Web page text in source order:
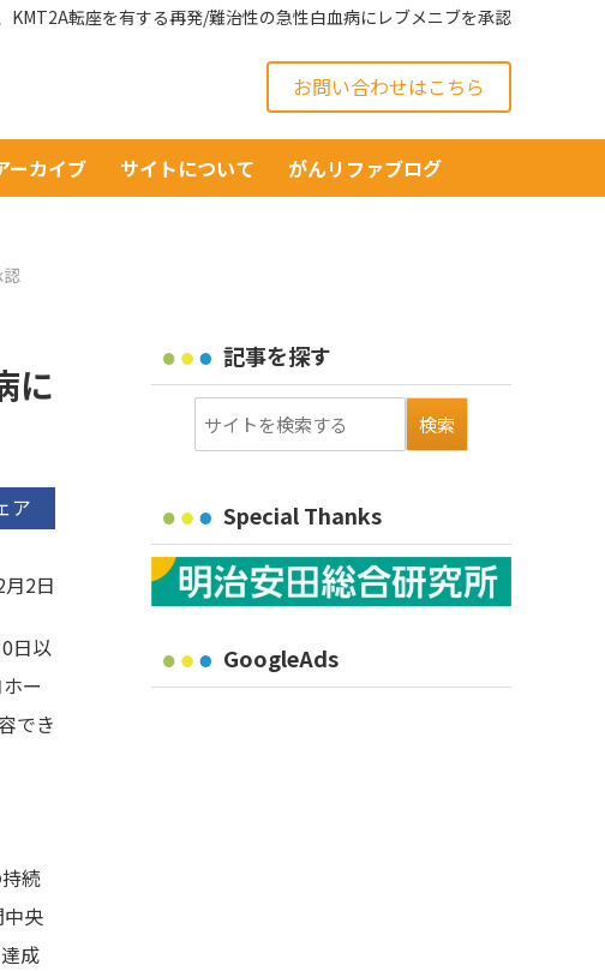
KMT2A転座を有する再発/難治性の急性白血病にレブメニブを承認
お問い合わせはこちら
ーカイブ サイトについて がんリファブログ
に
ア
2日
日以
ー
でき
続
央
成
記事を探す
Special Thanks
GoogleAds